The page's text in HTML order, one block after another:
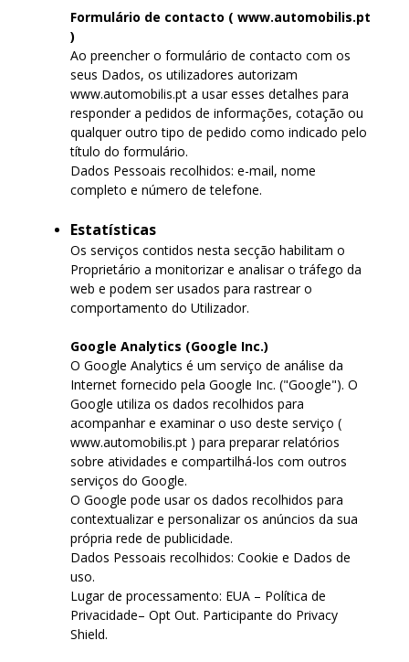
Formulário de contacto ( www.automobilis.pt
)
Ao preencher o formulário de contacto com os
seus Dados, os utilizadores autorizam
www.automobilis.pt a usar esses detalhes para
responder a pedidos de informações, cotação ou
qualquer outro tipo de pedido como indicado pelo
título do formulário.
Dados Pessoais recolhidos: e-mail, nome
completo e número de telefone.
Estatísticas
Os serviços contidos nesta secção habilitam o
Proprietário a monitorizar e analisar o tráfego da
web e podem ser usados para rastrear o
comportamento do Utilizador.
Google Analytics (Google Inc.)
O Google Analytics é um serviço de análise da
Internet fornecido pela Google Inc. ("Google"). O
Google utiliza os dados recolhidos para
acompanhar e examinar o uso deste serviço (
www.automobilis.pt ) para preparar relatórios
sobre atividades e compartilhá-los com outros
serviços do Google.
O Google pode usar os dados recolhidos para
contextualizar e personalizar os anúncios da sua
própria rede de publicidade.
Dados Pessoais recolhidos: Cookie e Dados de
uso.
Lugar de processamento: EUA – Política de
Privacidade– Opt Out. Participante do Privacy
Shield.